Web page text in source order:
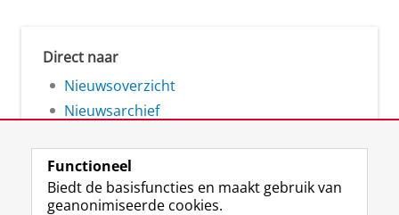
Direct naar
Nieuwsoverzicht
Nieuwsarchief
Functioneel
Biedt de basisfuncties en maakt gebruik van
geanonimiseerde cookies.